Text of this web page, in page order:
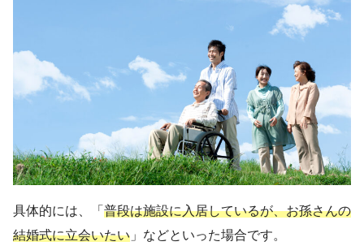
具体的には、「 普段は施設に入居しているが、お孫さんの
結婚式に立会いたい 」などといった場合です。